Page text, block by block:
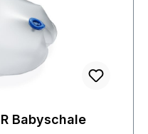
Babyschale